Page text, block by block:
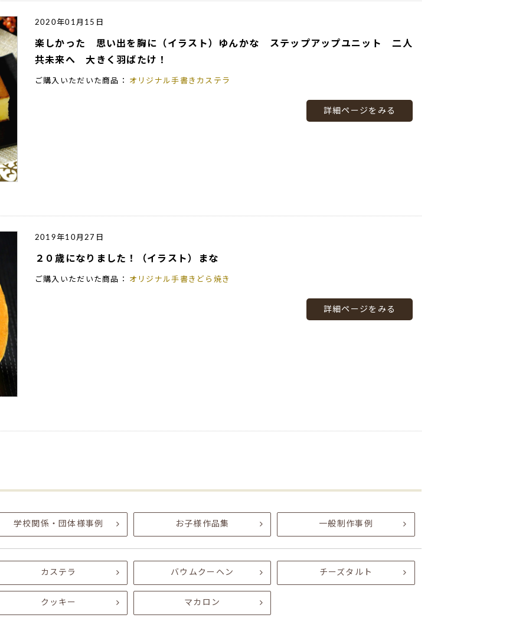
2020年01月15日
楽しかった 思い出を胸に（イラスト）ゆんかな ステップアップユニット 二人
共未来へ 大きく羽ばたけ！
ご購入いただいた商品： オリジナル手書きカステラ
詳細ページをみる
2019年10月27日
２０歳になりました！（イラスト）まな
ご購入いただいた商品： オリジナル手書きどら焼き
詳細ページをみる
学校関係・団体様事例 お子様作品集 一般制作事例
カステラ バウムクーヘン チーズタルト
クッキー マカロン